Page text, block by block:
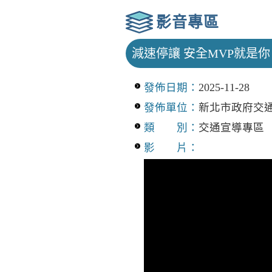
影音專區
減速停讓 安全MVP就是你
發佈日期： 2025-11-28
發佈單位： 新北市政府交
類 別： 交通宣導專區
影 片：